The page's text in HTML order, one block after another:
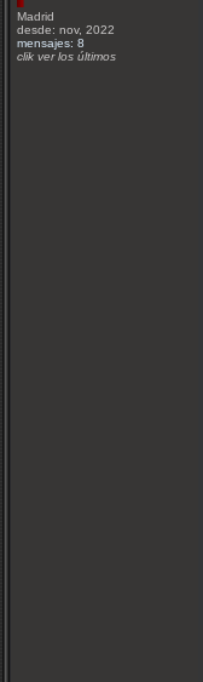
Madrid
desde: nov, 2022
mensajes: 8
clik ver los últimos